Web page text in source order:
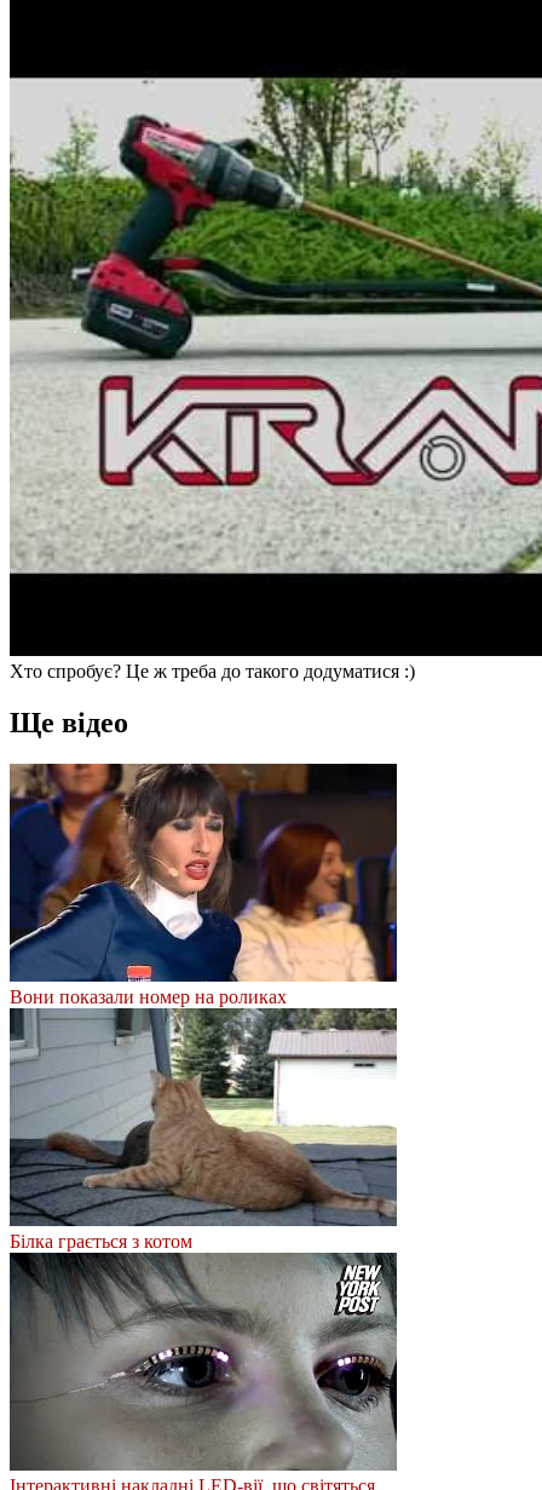
Хто спробує? Це ж треба до такого додуматися :)
Ще відео
Вони показали номер на роликах
Білка грається з котом
Інтерактивні накладні LED-вії, що світяться